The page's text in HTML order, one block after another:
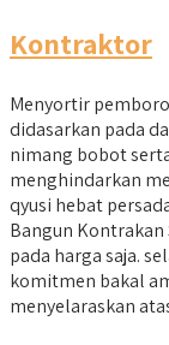
Kontraktor
Menyortir
didasarkan pada
nimang bobot
menghindarkan
qyusi hebat
Bangun
pada harga saja.
komitmen bakal
menyelaraskan